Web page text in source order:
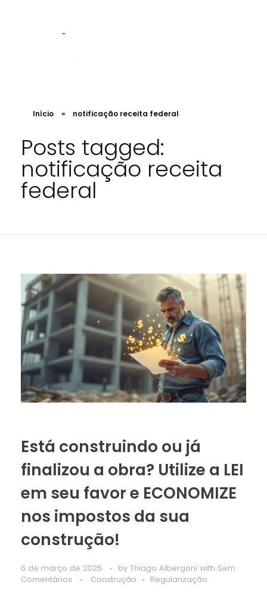
Início » notificação receita federal
Posts tagged:
notificação receita
federal
Está construindo ou já
finalizou a obra? Utilize a LEI
em seu favor e ECONOMIZE
nos impostos da sua
construção!
6 de março de 2025 by Thiago Albergoni with Sem
Comentários
Construção Regularização